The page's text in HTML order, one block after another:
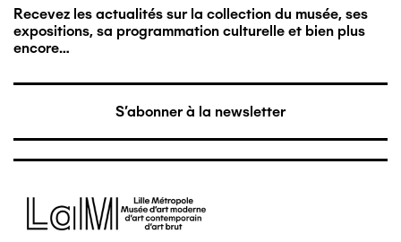
Recevez les actualités sur la collection du musée, ses
expositions, sa programmation culturelle et bien plus
encore…
S'abonner à la newsletter
Image